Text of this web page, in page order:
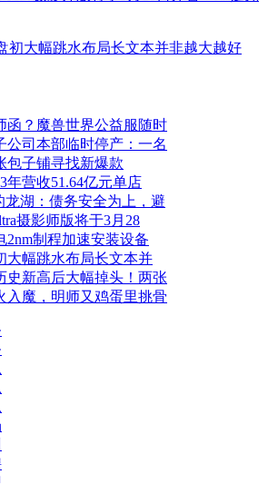
初大幅跳水布局长文本并非越大越好
函？魔兽世界公益服随时
公司本部临时停产：一名
包子铺寻找新爆款
年营收51.64亿元单店
龙湖：债务安全为上，避
摄影师版将于3月28
2nm制程加速安装设备
大幅跳水布局长文本并
史新高后大幅掉头！两张
入魔，明师又鸡蛋里挑骨